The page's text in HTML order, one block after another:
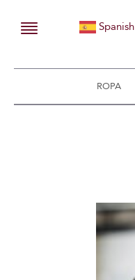
Spanish
ROPA